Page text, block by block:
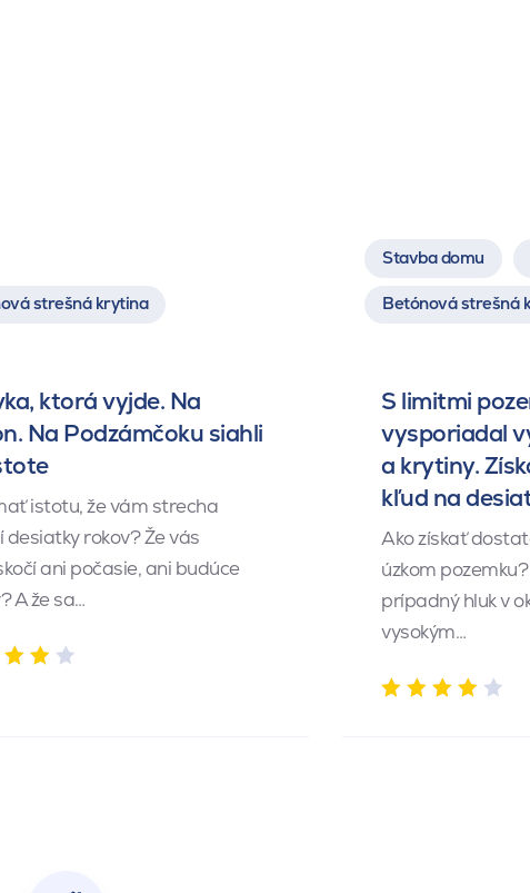
strešná krytina
ktorá vyjde. Na
Na Podzámčoku siahli
istotu, že vám strecha
desiatky rokov? Že vás
ani počasie, ani budúce
A že sa…
Stavba domu
Betónová strešná
S limitmi
vysporiadal
a krytiny.
kľud na
Ako získať
úzkom
prípadný hluk v
vysokým…